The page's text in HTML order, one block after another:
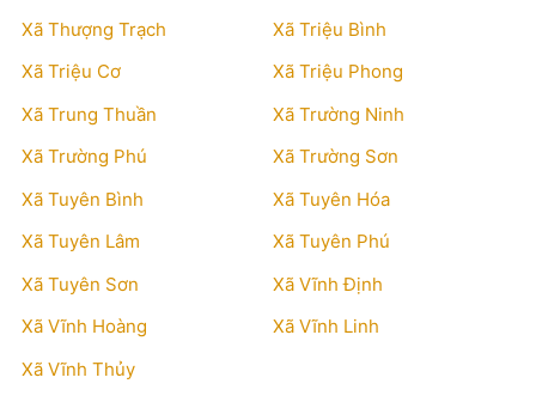
Xã Thượng Trạch
Xã Triệu Bình
Xã Triệu Cơ
Xã Triệu Phong
Xã Trung Thuần
Xã Trường Ninh
Xã Trường Phú
Xã Trường Sơn
Xã Tuyên Bình
Xã Tuyên Hóa
Xã Tuyên Lâm
Xã Tuyên Phú
Xã Tuyên Sơn
Xã Vĩnh Định
Xã Vĩnh Hoàng
Xã Vĩnh Linh
Xã Vĩnh Thủy